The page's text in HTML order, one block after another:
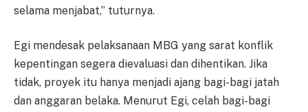
selama menjabat,” tuturnya.
Egi mendesak pelaksanaan MBG yang sarat konflik
kepentingan segera dievaluasi dan dihentikan. Jika
tidak, proyek itu hanya menjadi ajang bagi-bagi jatah
dan anggaran belaka. Menurut Egi, celah bagi-bagi